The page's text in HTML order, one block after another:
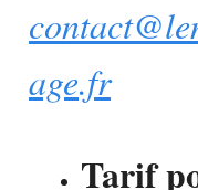
age.fr
Tarif